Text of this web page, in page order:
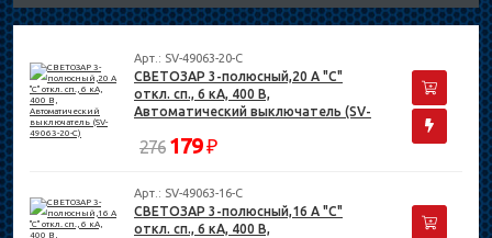
Арт.: SV-49063-20-C
СВЕТОЗАР 3-полюсный,20 A "C"
откл. сп., 6 кА, 400 В,
Автоматический выключатель (SV-
276 179₽
Арт.: SV-49063-16-C
СВЕТОЗАР 3-полюсный,16 A "C"
откл. сп., 6 кА, 400 В,